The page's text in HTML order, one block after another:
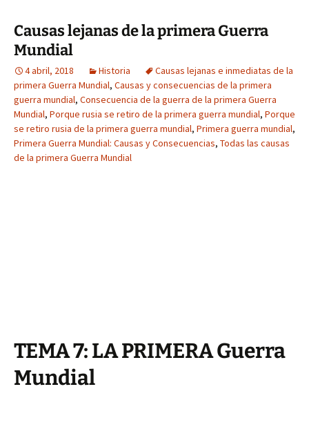
Causas lejanas de la primera Guerra
Mundial
4 abril, 2018 Historia
Causas lejanas e inmediatas de la
primera Guerra Mundial, Causas y consecuencias de la primera
guerra mundial, Consecuencia de la guerra de la primera Guerra
Mundial, Porque rusia se retiro de la primera guerra mundial, Porque
se retiro rusia de la primera guerra mundial, Primera guerra mundial,
Primera Guerra Mundial: Causas y Consecuencias, Todas las causas
de la primera Guerra Mundial
TEMA 7: LA PRIMERA Guerra
Mundial